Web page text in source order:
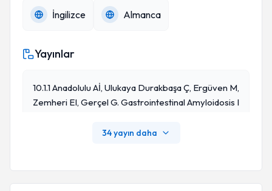
İngilizce Almanca
Yayınlar
10.1.1 Anadolulu Aİ, Ulukaya Durakbaşa Ç, Ergüven M,
Zemheri EI, Gerçel G. Gastrointestinal Amyloidosis I
Ase And Anorectal Manometry Results. Iran J Pedia
34 yayın daha